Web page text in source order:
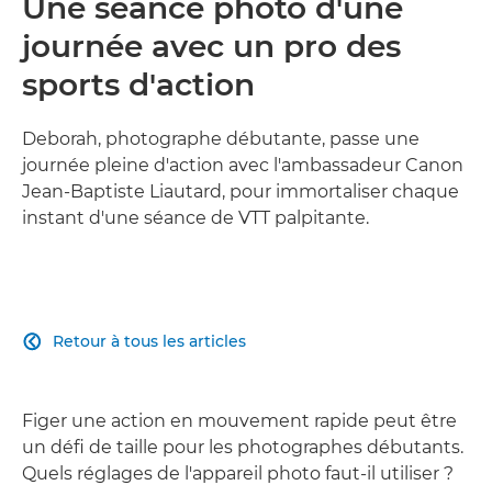
Une séance photo d'une
journée avec un pro des
sports d'action
Deborah, photographe débutante, passe une
journée pleine d'action avec l'ambassadeur Canon
Jean-Baptiste Liautard, pour immortaliser chaque
instant d'une séance de VTT palpitante.
Retour à tous les articles

Figer une action en mouvement rapide peut être
un défi de taille pour les photographes débutants.
Quels réglages de l'appareil photo faut-il utiliser ?